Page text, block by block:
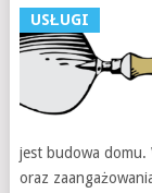
USŁUGI
jest budowa domu.
oraz